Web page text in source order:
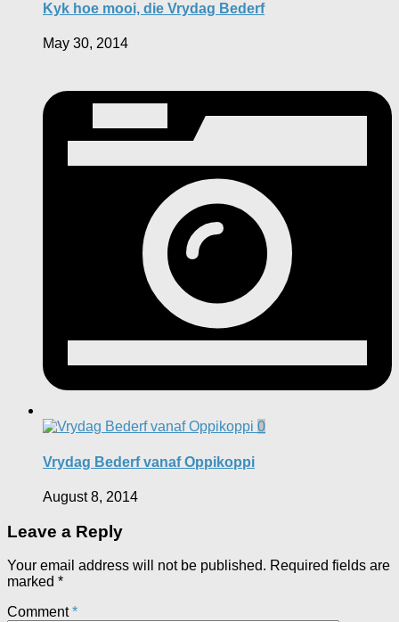
Kyk hoe mooi, die Vrydag Bederf
May 30, 2014
0
Vrydag Bederf vanaf Oppikoppi
August 8, 2014
Leave a Reply
Your email address will not be published. Required fields are
marked *
Comment*